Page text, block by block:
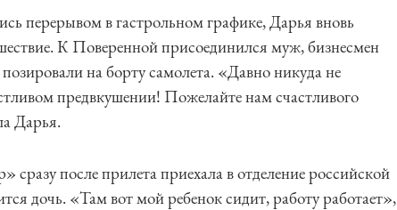
перерывом в гастрольном графике, Дарья вновь
К Поверенной присоединился муж, бизнесмен
на борту самолета. «Давно никуда не
предвкушении! Пожелайте нам счастливого
Дарья.
сразу после прилета приехала в отделение российской
дочь. «Там вот мой ребенок сидит, работу работает»,